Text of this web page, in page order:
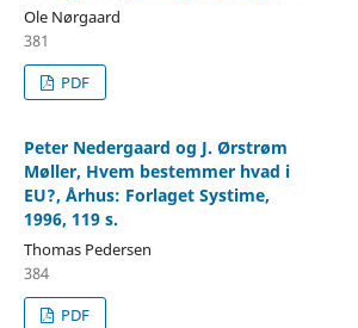
Ole Nørgaard
381
PDF
Peter Nedergaard og J. Ørstrøm
Møller, Hvem bestemmer hvad i
EU?, Århus: Forlaget Systime,
1996, 119 s.
Thomas Pedersen
384
PDF